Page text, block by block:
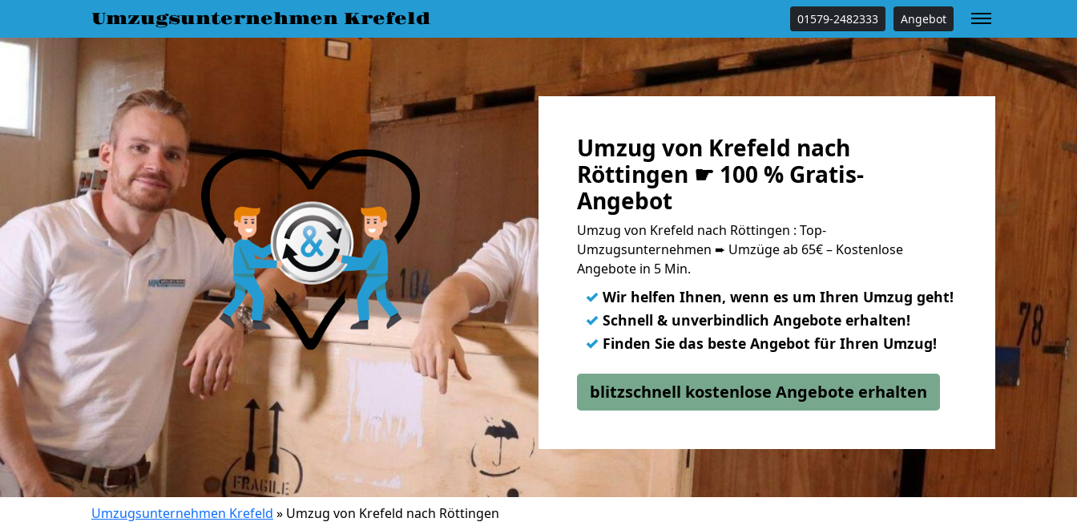
Umzugsunternehmen Krefeld 01579-2482333 Angebot
Umzug von Krefeld nach
Röttingen ☛ 100 % Gratis-
Angebot
Umzug von Krefeld nach Röttingen : Top-
Umzugsunternehmen ➨ Umzüge ab 65€ – Kostenlose
Angebote in 5 Min.
✓ Wir helfen Ihnen, wenn es um Ihren Umzug geht!
✓ Schnell & unverbindlich Angebote erhalten!
✓ Finden Sie das beste Angebot für Ihren Umzug!
blitzschnell kostenlose Angebote erhalten
Umzugsunternehmen Krefeld » Umzug von Krefeld nach Röttingen